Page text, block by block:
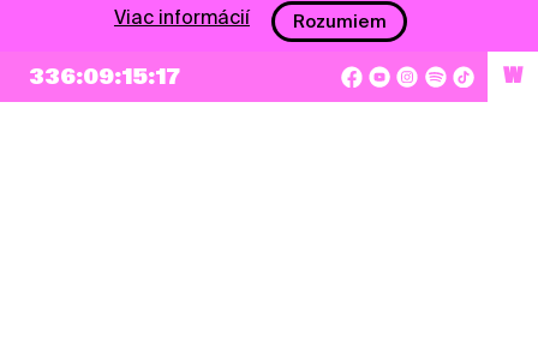
336:09:15:16 W
Viac informácií
Rozumiem